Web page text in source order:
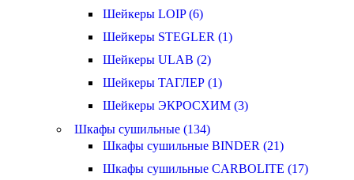
Шейкеры LOIP (6)
Шейкеры STEGLER (1)
Шейкеры ULAB (2)
Шейкеры ТАГЛЕР (1)
Шейкеры ЭКРОСХИМ (3)
Шкафы сушильные (134)
Шкафы сушильные BINDER (21)
Шкафы сушильные CARBOLITE (17)